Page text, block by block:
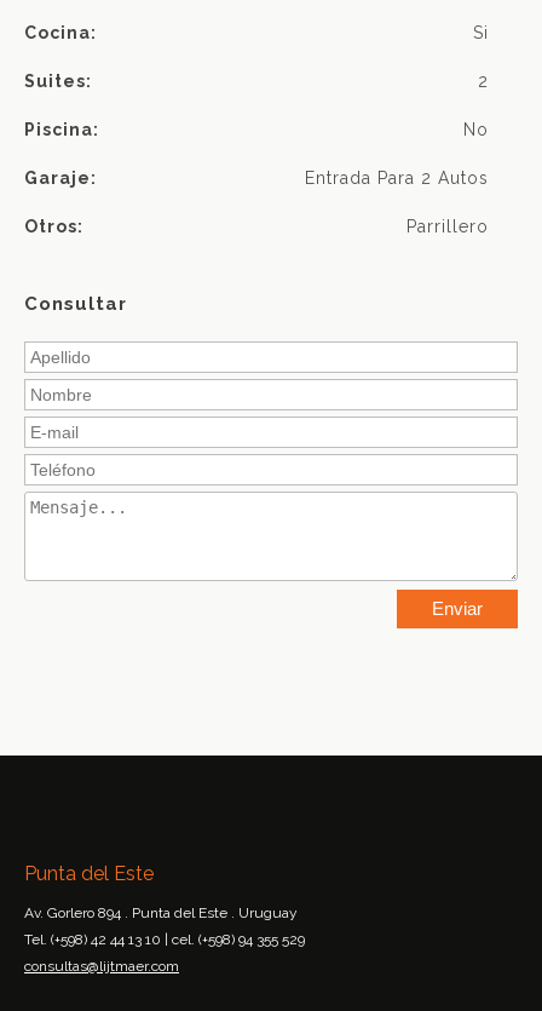
Cocina: Si
Suites: 2
Piscina: No
Garaje: Entrada Para 2 Autos
Otros: Parrillero
Consultar
Punta del Este
Av. Gorlero 894 . Punta del Este . Uruguay
Tel. (+598) 42 44 13 10 | cel. (+598) 94 355 529
consultas@lijtmaer.com